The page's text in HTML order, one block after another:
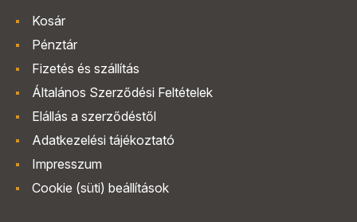
Kosár
Pénztár
Fizetés és szállítás
Általános Szerződési Feltételek
Elállás a szerződéstől
Adatkezelési tájékoztató
Impresszum
Cookie (süti) beállítások